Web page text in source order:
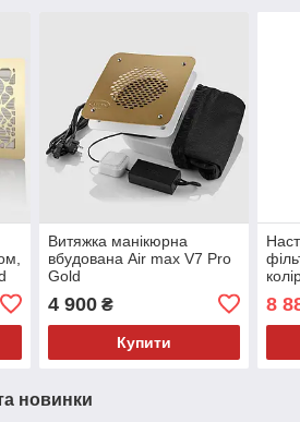
Витяжка манікюрна
вбудована Air max V7 Pro
Gold
4 900₴
Купити
8
новинки